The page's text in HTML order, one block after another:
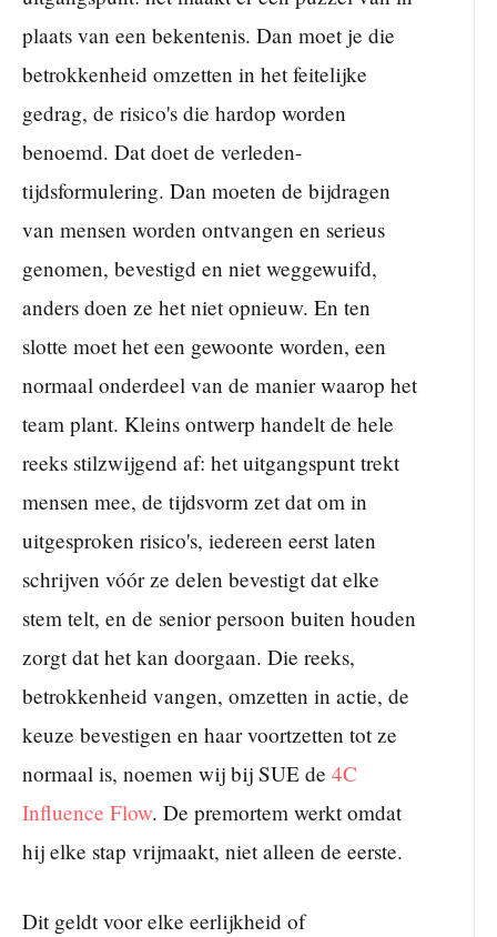
plaats van een bekentenis. Dan moet je die
betrokkenheid omzetten in het feitelijke
gedrag, de risico's die hardop worden
benoemd. Dat doet de verleden-
tijdsformulering. Dan moeten de bijdragen
van mensen worden ontvangen en serieus
genomen, bevestigd en niet weggewuifd,
anders doen ze het niet opnieuw. En ten
slotte moet het een gewoonte worden, een
normaal onderdeel van de manier waarop het
team plant. Kleins ontwerp handelt de hele
reeks stilzwijgend af: het uitgangspunt trekt
mensen mee, de tijdsvorm zet dat om in
uitgesproken risico's, iedereen eerst laten
schrijven vóór ze delen bevestigt dat elke
stem telt, en de senior persoon buiten houden
zorgt dat het kan doorgaan. Die reeks,
betrokkenheid vangen, omzetten in actie, de
keuze bevestigen en haar voortzetten tot ze
normaal is, noemen wij bij SUE de 4C
Influence Flow. De premortem werkt omdat
hij elke stap vrijmaakt, niet alleen de eerste.
Dit geldt voor elke eerlijkheid of